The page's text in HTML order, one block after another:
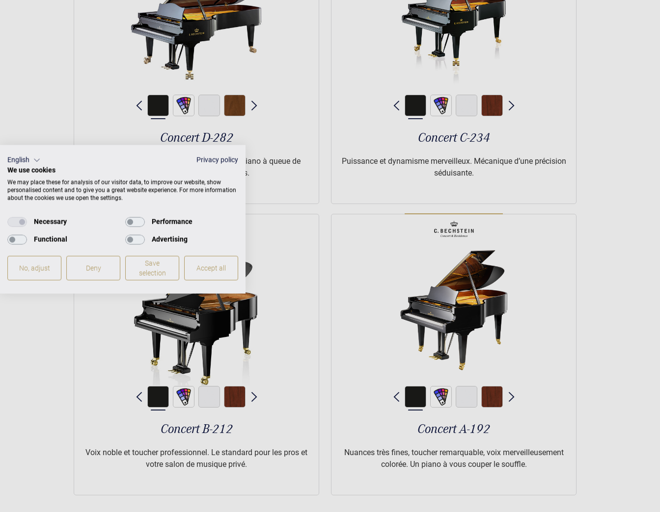
Concert D-282
Voix fantastique et mécanique parfaite: ce piano à queue de
concert cumule les superlatifs.
Concert C-234
Puissance et dynamisme merveilleux. Mécanique d’une précision
séduisante.
Concert B-212
Voix noble et toucher professionnel. Le standard pour les pros et
votre salon de musique privé.
Concert A-192
Nuances très fines, toucher remarquable, voix merveilleusement
colorée. Un piano à vous couper le souffle.
English
Privacy policy
We use cookies
We may place these for analysis of our visitor data, to improve our website, show
personalised content and to give you a great website experience. For more information
about the cookies we use open the settings.
Necessary Performance
Functional Advertising
No, adjust Deny
Save
selection
Accept all